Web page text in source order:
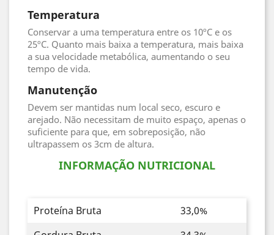
Temperatura
Conservar a uma temperatura entre os 10ºC e os
25ºC. Quanto mais baixa a temperatura, mais baixa
a sua velocidade metabólica, aumentando o seu
tempo de vida.
Manutenção
Devem ser mantidas num local seco, escuro e
arejado. Não necessitam de muito espaço, apenas o
suficiente para que, em sobreposição, não
ultrapassem os 3cm de altura.
INFORMAÇÃO NUTRICIONAL
Proteína Bruta
33,0%